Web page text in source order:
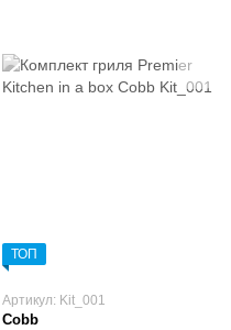
ТОП
Артикул: Kit_001
Cobb